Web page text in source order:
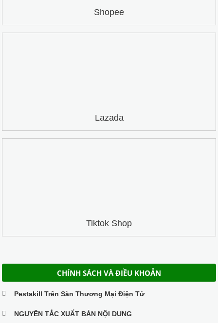
Shopee
Lazada
Tiktok Shop
CHÍNH SÁCH VÀ ĐIỀU KHOẢN
Pestakill Trên Sàn Thương Mại Điện Tử
NGUYÊN TẮC XUẤT BẢN NỘI DUNG